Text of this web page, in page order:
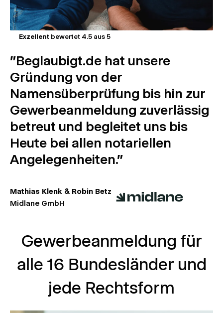
Exzellent bewertet 4.5 aus 5
"Beglaubigt.de hat unsere
Gründung von der
Namensüberprüfung bis hin zur
Gewerbeanmeldung zuverlässig
betreut und begleitet uns bis
Heute bei allen notariellen
Angelegenheiten."
Mathias Klenk & Robin Betz
Midlane GmbH
Gewerbeanmeldung für
alle 16 Bundesländer und
jede Rechtsform